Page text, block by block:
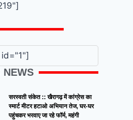
NEWS
सरस्वती संकेत :: खैरागढ़ में कांग्रेस का
स्मार्ट मीटर हटाओ अभियान तेज, घर-घर
पहुंचकर भरवाए जा रहे फॉर्म, महंगी